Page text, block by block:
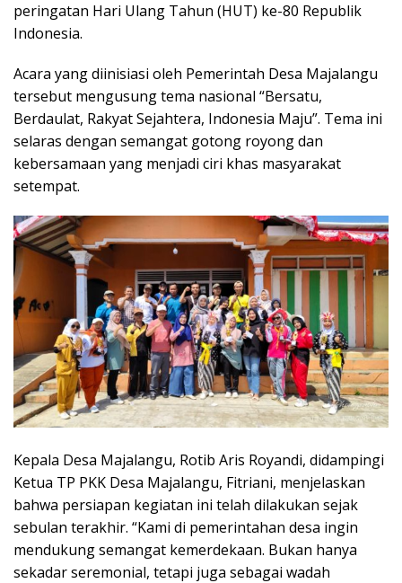
peringatan Hari Ulang Tahun (HUT) ke-80 Republik
Indonesia.
Acara yang diinisiasi oleh Pemerintah Desa Majalangu
tersebut mengusung tema nasional “Bersatu,
Berdaulat, Rakyat Sejahtera, Indonesia Maju”. Tema ini
selaras dengan semangat gotong royong dan
kebersamaan yang menjadi ciri khas masyarakat
setempat.
Kepala Desa Majalangu, Rotib Aris Royandi, didampingi
Ketua TP PKK Desa Majalangu, Fitriani, menjelaskan
bahwa persiapan kegiatan ini telah dilakukan sejak
sebulan terakhir. “Kami di pemerintahan desa ingin
mendukung semangat kemerdekaan. Bukan hanya
sekadar seremonial, tetapi juga sebagai wadah